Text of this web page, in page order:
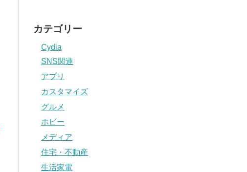
カテゴリー
Cydia
SNS関連
アプリ
カスタマイズ
グルメ
ホビー
メディア
住宅・不動産
生活家電